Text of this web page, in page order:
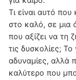
Τι είναι αυτό
στο καλό, σε μια
που αξίζει να τη
τις δυσκολίες;
αδυναμίες, αλλά
καλύτερο που